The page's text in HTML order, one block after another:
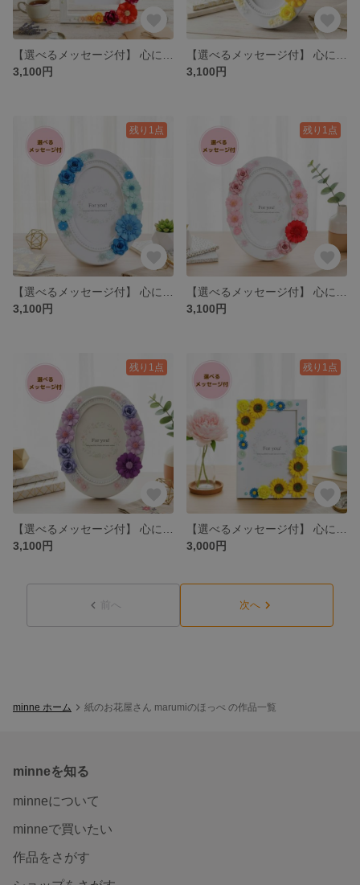
3,100円
3,100円
残り1点
3,100円
残り1点
3,100円
残り1点
3,100円
残り1点
3,000円
前へ 次へ
minne ホーム 紙のお花屋さん marumiのほっぺ の作品一覧
minneを知る
minneについて
minneで買いたい
作品をさがす